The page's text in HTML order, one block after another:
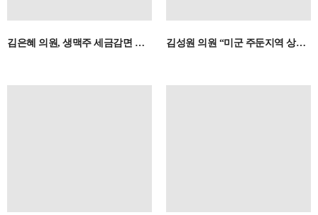
김은혜 의원, 생맥주 세금감면 법안 대표발의 김성원 의원 “미군 주둔지역 상인 범죄자 낙인 안 돼…잘못된 KBS 보도 바로잡고 전수조사 철회해야”